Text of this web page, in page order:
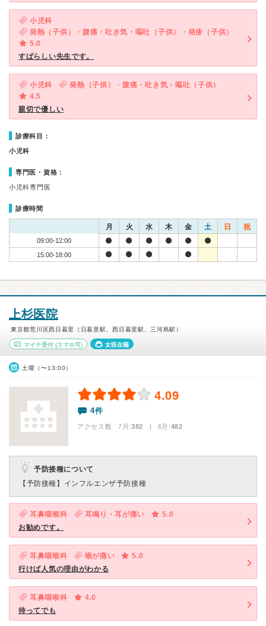
小児科
発熱（子供）・腹痛・吐き気・嘔吐（子供）・発疹（子供）
5.0
すばらしい先生です。
小児科
発熱（子供）・腹痛・吐き気・嘔吐（子供）
4.5
親切で優しい
診療科目：
小児科
専門医・資格：
小児科専門医
診療時間
月 火 水 木 金 土 日 祝
09:00-12:00
15:00-18:00
上杉医院
東京都荒川区西日暮里（日暮里駅、西日暮里駅、三河島駅）
マイナ受付 (スマホ可) 女医在籍
土曜（〜13:00）
4.09
4件
アクセス数 7月:382 | 6月:482
予防接種について
【予防接種】 インフルエンザ予防接種
耳鼻咽喉科 耳鳴り・耳が痛い
5.0
お勧めです。
耳鼻咽喉科 喉が痛い
5.0
行けば人気の理由がわかる
耳鼻咽喉科
4.0
待ってでも